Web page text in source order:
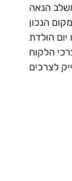
הנאה
הולדת
הלקוח